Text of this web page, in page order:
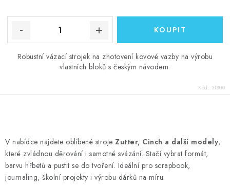
Robustní vázací strojek na zhotovení kovové vazby na výrobu
vlastních bloků s českým návodem.
Kód: 31800
v
l
á
d
V nabídce najdete oblíbené stroje Zutter, Cinch a další modely,
které zvládnou děrování i samotné svázání. Stačí vybrat formát,
barvu hřbetů a pustit se do tvoření. Ideální pro scrapbook,
journaling, školní projekty i výrobu dárků na míru.